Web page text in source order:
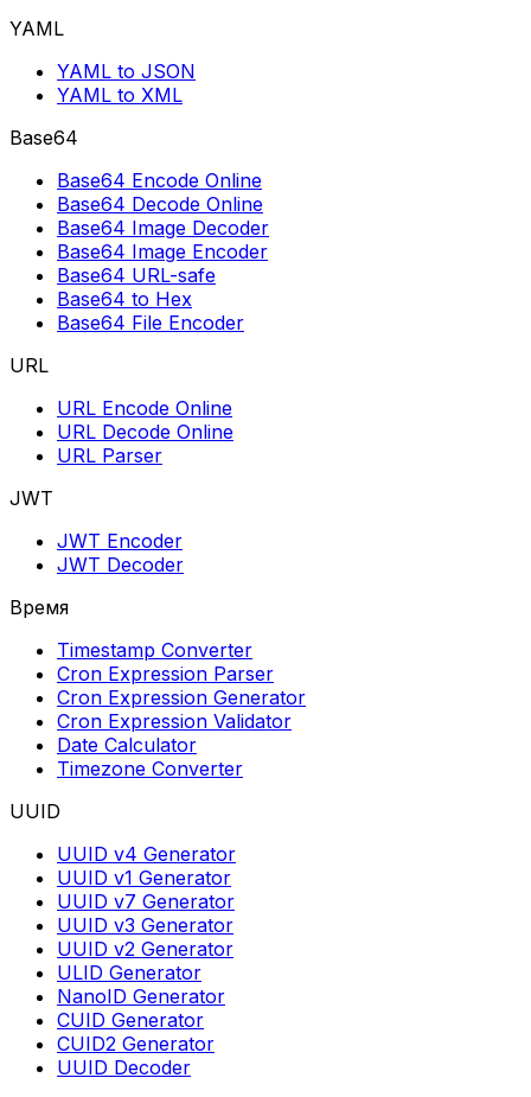
YAML
YAML to JSON
YAML to XML
Base64
Base64 Encode Online
Base64 Decode Online
Base64 Image Decoder
Base64 Image Encoder
Base64 URL-safe
Base64 to Hex
Base64 File Encoder
URL
URL Encode Online
URL Decode Online
URL Parser
JWT
JWT Encoder
JWT Decoder
Время
Timestamp Converter
Cron Expression Parser
Cron Expression Generator
Cron Expression Validator
Date Calculator
Timezone Converter
UUID
UUID v4 Generator
UUID v1 Generator
UUID v7 Generator
UUID v3 Generator
UUID v2 Generator
ULID Generator
NanoID Generator
CUID Generator
CUID2 Generator
UUID Decoder